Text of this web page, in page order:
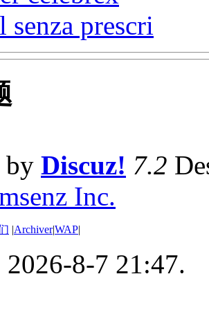
senza prescri
by Discuz! 7.2
Inc.
|Archiver|WAP|
8-7 21:47.